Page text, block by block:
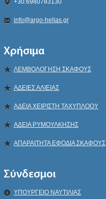
+30.6980783130
info@argo-hellas.gr
Χρήσιμα
ΛΕΜΒΟΛΟΓΗΣΗ ΣΚΑΦΟΥΣ
ΑΔΕΙΕΣ ΑΛΙΕΙΑΣ
ΑΔΕΙΑ ΧΕΙΡΙΣΤΗ ΤΑΧΥΠΛΟΟΥ
ΑΔΕΙΑ ΡΥΜΟΥΛΚΗΣΗΣ
ΑΠΑΡΑΙΤΗΤΑ ΕΦΟΔΙΑ ΣΚΑΦΟΥΣ
Σύνδεσμοι
ΥΠΟΥΡΓΕΙΟ ΝΑΥΤΙΛΙΑΣ